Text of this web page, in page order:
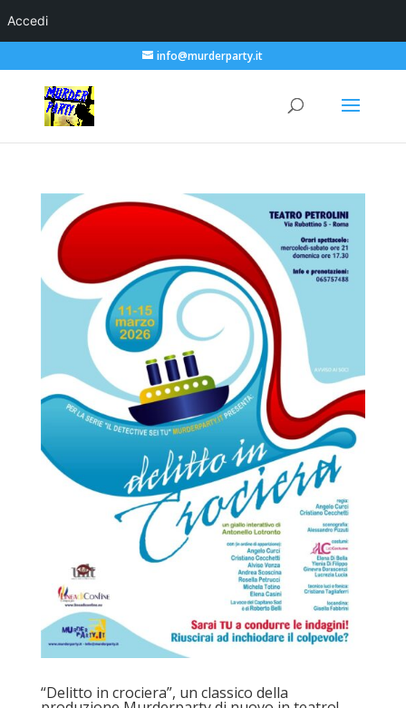
Accedi
info@murderparty.it
“Delitto in crociera”, un classico della